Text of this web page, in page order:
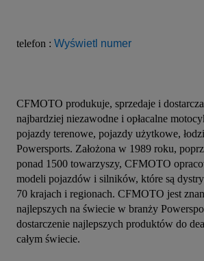
telefon : Wyświetl numer
CFMOTO produkuje, sprzedaje i
najbardziej niezawodne i opłacalne
pojazdy terenowe, pojazdy użytkowe,
Powersports. Założona w 1989 roku,
ponad 1500 towarzyszy, CFMOTO
modeli pojazdów i silników, które są
70 krajach i regionach. CFMOTO jest
najlepszych na świecie w branży
dostarczenie najlepszych produktów do
całym świecie.